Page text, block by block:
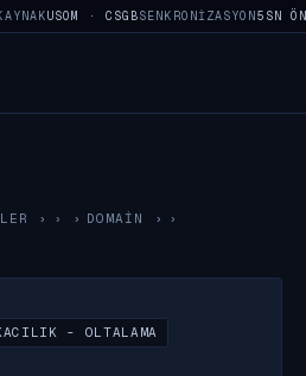
USOM · CSGBSENKRONIZASYON5SN
› DOMAIN
›
- OLTALAMA